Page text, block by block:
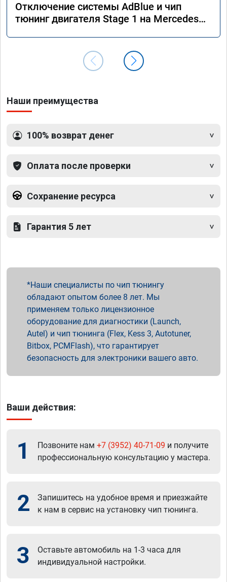
Отключение системы AdBlue и чип
тюнинг двигателя Stage 1 на Mercedes
Наши преимущества
100% возврат денег
Оплата после проверки
Сохранение ресурса
Гарантия 5 лет
Наши специалисты по чип тюнингу
обладают опытом более 8 лет. Мы
применяем только лицензионное
оборудование для диагностики (Launch,
Autel) и чип тюнинга (Flex, Kess 3, Autotuner,
Bitbox, PCMFlash), что гарантирует
безопасность для электроники вашего авто.
Ваши действия:
1 Позвоните нам +7 (3952) 40-71-09 и получите
профессиональную консультацию у мастера.
2
Запишитесь на удобное время и приезжайте
к нам в сервис на установку чип тюнинга.
3
Оставьте автомобиль на 1-3 часа для
индивидуальной настройки.